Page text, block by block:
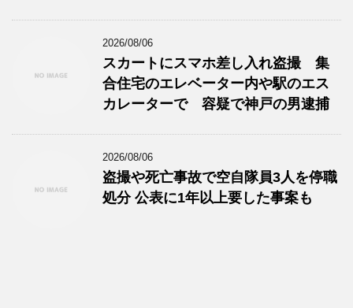
2026/08/06
スカートにスマホ差し入れ盗撮 集
合住宅のエレベーター内や駅のエス
カレーターで 容疑で神戸の男逮捕
2026/08/06
盗撮や死亡事故で空自隊員3人を停職
処分 公表に1年以上要した事案も